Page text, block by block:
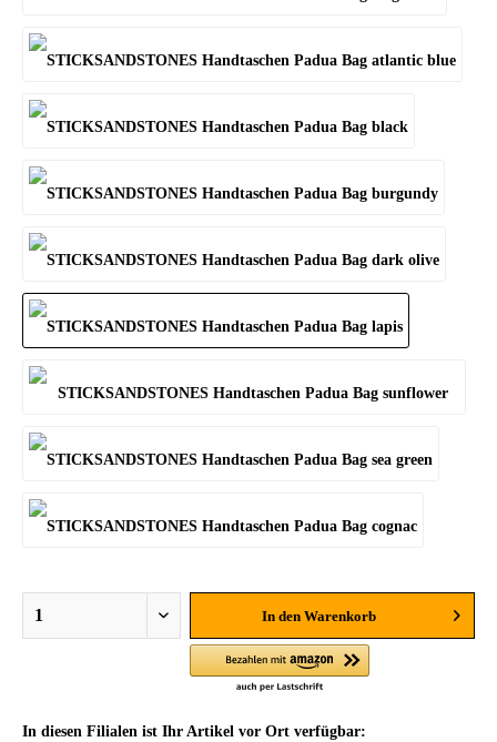
In den Warenkorb
In diesen Filialen ist Ihr Artikel vor Ort verfügbar: